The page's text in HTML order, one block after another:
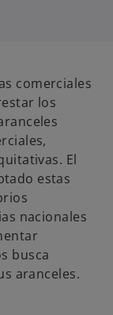
comerciales
los
El
estas
nacionales
busca
aranceles.